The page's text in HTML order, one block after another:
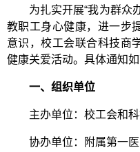
为扎实开展“我为群众
教职工身心健康，进一步
意识，校工会联合科技商
健康关爱活动。 具体通知如
一、组织单位
主办单位：校工会和
协办单位：附属第一